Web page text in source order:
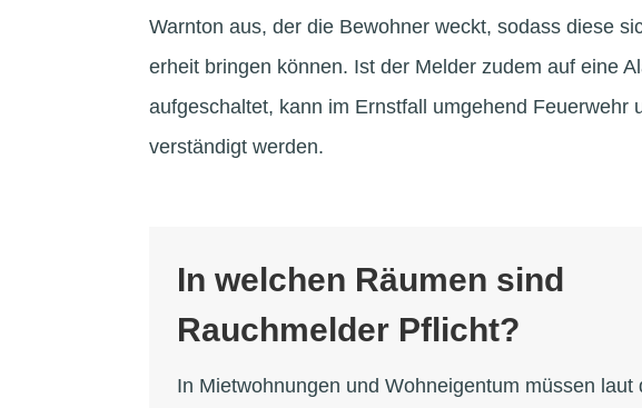
Warnton aus, der die Bewohner weckt, sodass diese
erheit bringen können. Ist der Melder zudem auf eine
aufgeschaltet, kann im Ernstfall umgehend Feuerwehr
verständigt werden.
In welchen Räumen sind
Rauchmelder Pflicht?
In Mietwohnungen und Wohneigentum müssen laut